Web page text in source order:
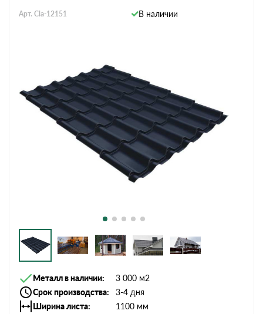
Арт. Cla-12151 В наличии
Металл в наличии
3 000 м2
Срок производства
3-4 дня
Ширина листа
1100 мм